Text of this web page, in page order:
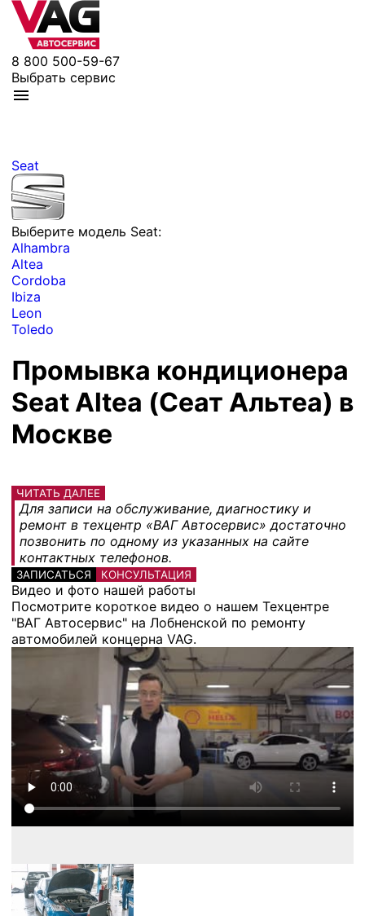
8 800 500-59-67
Выбрать сервис
Seat
Выберите модель Seat:
Alhambra
Altea
Cordoba
Ibiza
Leon
Toledo
Промывка кондиционера
Seat Altea (Сеат Альтеа) в
Москве
ЧИТАТЬ ДАЛЕЕ
Для записи на обслуживание, диагностику и
ремонт в техцентр «ВАГ Автосервис» достаточно
позвонить по одному из указанных на сайте
контактных телефонов.
ЗАПИСАТЬСЯ КОНСУЛЬТАЦИЯ
Видео и фото нашей работы
Посмотрите короткое видео о нашем Техцентре
"ВАГ Автосервис" на Лобненской по ремонту
автомобилей концерна VAG.